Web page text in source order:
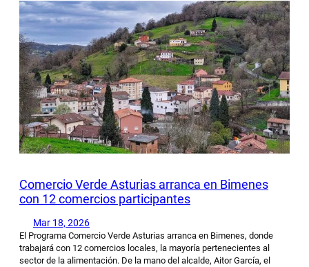
Comercio Verde Asturias arranca en Bimenes
con 12 comercios participantes
Mar 18, 2026
El Programa Comercio Verde Asturias arranca en Bimenes, donde
trabajará con 12 comercios locales, la mayoría pertenecientes al
sector de la alimentación. De la mano del alcalde, Aitor García, el